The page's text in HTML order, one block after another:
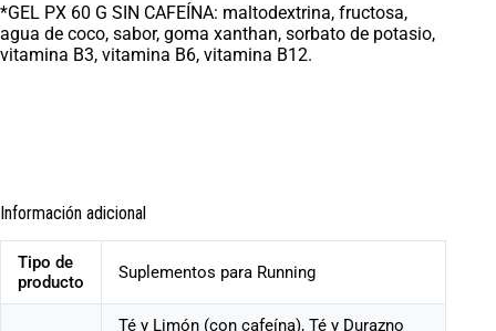
*GEL PX 60 G SIN CAFEÍNA: maltodextrina, fructosa,
agua de coco, sabor, goma xanthan, sorbato de potasio,
vitamina B3, vitamina B6, vitamina B12.
Información adicional
Tipo de
producto
Suplementos para Running
Té y Limón (con cafeína), Té y Durazno